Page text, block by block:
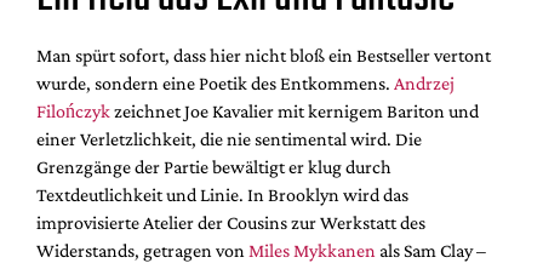
Man spürt sofort, dass hier nicht bloß ein Bestseller vertont
wurde, sondern eine Poetik des Entkommens. Andrzej
Filończykzeichnet Joe Kavalier mit kernigem Bariton und
einer Verletzlichkeit, die nie sentimental wird. Die
Grenzgänge der Partie bewältigt er klug durch
Textdeutlichkeit und Linie. In Brooklyn wird das
improvisierte Atelier der Cousins zur Werkstatt des
Widerstands, getragen von Miles Mykkanen als Sam Clay –